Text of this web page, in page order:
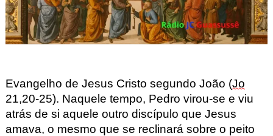
Evangelho de Jesus Cristo segundo João (Jo
21,20-25). Naque le tempo, Pedro virou-se e viu
atrás de si aquele outro discípulo que Jesus
amava, o mesmo que se reclinará sobre o peito